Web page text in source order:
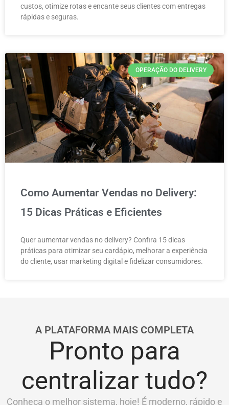
custos, otimize rotas e encante seus clientes com entregas
rápidas e seguras.
OPERAÇÃO DO DELIVERY
Como Aumentar Vendas no Delivery:
15 Dicas Práticas e Eficientes
Quer aumentar vendas no delivery? Confira 15 dicas
práticas para otimizar seu cardápio, melhorar a experiência
do cliente, usar marketing digital e fidelizar consumidores.
A PLATAFORMA MAIS COMPLETA
Pronto para
centralizar tudo?
Conheça o melhor sistema, hoje! É moderno, rápido e